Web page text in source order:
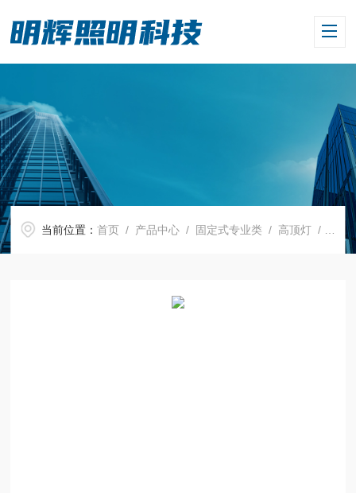
当前位置：首页 / 产品中心 / 固定式专业类 / 高顶灯 / MHF9822 LED高顶灯 棚顶灯NGC9822